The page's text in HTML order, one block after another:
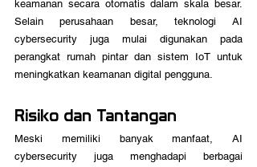
keamanan secara otomatis dalam skala besar.
Selain perusahaan besar, teknologi AI
cybersecurity juga mulai digunakan pada
perangkat rumah pintar dan sistem IoT untuk
meningkatkan keamanan digital pengguna.
Risiko dan Tantangan
Meski memiliki banyak manfaat, AI
cybersecurity juga menghadapi berbagai